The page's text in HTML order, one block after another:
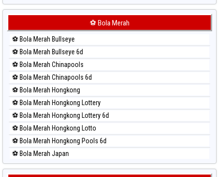
Paito Harian Sydney Lottery
Paito Harian Sydney Lottery 6d
Paito Harian Sydney Lotto
Paito Harian Sydney Pools 6d
Paito Harian Taipei
Paito Harian Taiwan
⚽ Bola Merah
⚽ Bola Merah Bullseye
⚽ Bola Merah Bullseye 6d
⚽ Bola Merah Chinapools
⚽ Bola Merah Chinapools 6d
⚽ Bola Merah Hongkong
⚽ Bola Merah Hongkong Lottery
⚽ Bola Merah Hongkong Lottery 6d
⚽ Bola Merah Hongkong Lotto
⚽ Bola Merah Hongkong Pools 6d
⚽ Bola Merah Japan
⚽ Bola Merah Japan 6d